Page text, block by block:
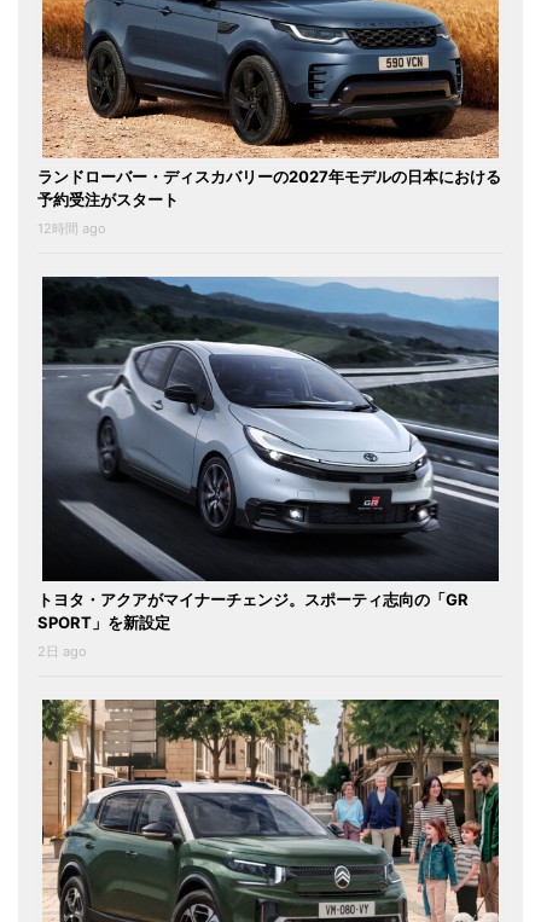
ランドローバー・ディスカバリーの2027年モデルの日本における
予約受注がスタート
12時間 ago
トヨタ・アクアがマイナーチェンジ。スポーティ志向の「GR
SPORT」を新設定
2日 ago